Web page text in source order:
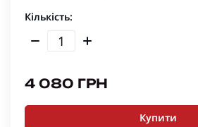
4 080 ГРН
Кількість:
Купити